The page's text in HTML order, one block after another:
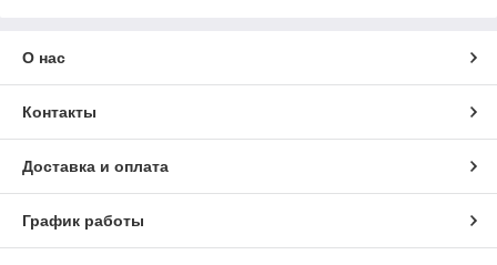
О нас
Контакты
Доставка и оплата
График работы